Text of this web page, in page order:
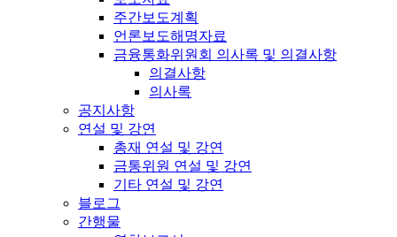
주간보도계획
언론보도해명자료
금융통화위원회 의사록 및 의결사항
의결사항
의사록
공지사항
연설 및 강연
총재 연설 및 강연
금통위원 연설 및 강연
기타 연설 및 강연
블로그
간행물